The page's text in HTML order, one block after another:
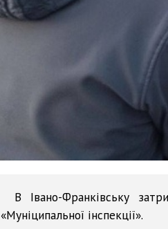
В Івано-Франківську
«Муніципальної інспекції».